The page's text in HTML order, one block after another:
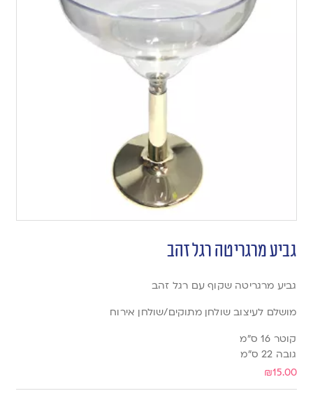
גביע מרגריטה רגל זהב
גביע מרגריטה שקוף עם רגל זהב
מושלם לעיצוב שולחן מתוקים/שולחן אירוח
קוטר 16 ס”מ
גובה 22 ס”מ
₪15.00